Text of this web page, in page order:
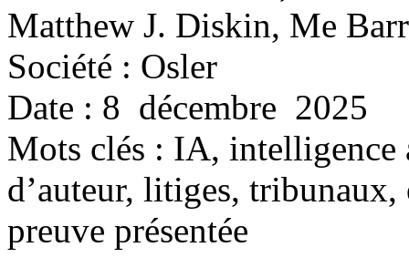
Matthew J. Diskin, Me
Société : Osler
Date : 8 décembre 2025
Mots clés : IA, intelligence
d’auteur, litiges,
preuve présentée